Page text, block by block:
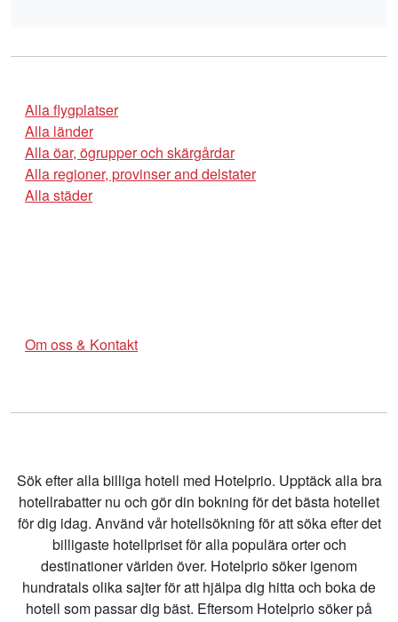
Alla flygplatser
Alla länder
Alla öar, ögrupper och skärgårdar
Alla regioner, provinser and delstater
Alla städer
Om oss & Kontakt
Sök efter alla billiga hotell med Hotelprio. Upptäck alla bra
hotellrabatter nu och gör din bokning för det bästa hotellet
för dig idag. Använd vår hotellsökning för att söka efter det
billigaste hotellpriset för alla populära orter och
destinationer världen över. Hotelprio söker igenom
hundratals olika sajter för att hjälpa dig hitta och boka de
hotell som passar dig bäst. Eftersom Hotelprio söker på